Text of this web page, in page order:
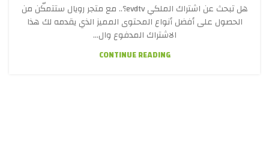
هل تبحث عن اشتراك الملكي evdtv؟.. مع متجر رويال ستتمكّن من
الحصول على أفضل أنواع المحتوى المميز الذي يقدمه لك هذا
الاشتراك المدفوع وال...
CONTINUE READING